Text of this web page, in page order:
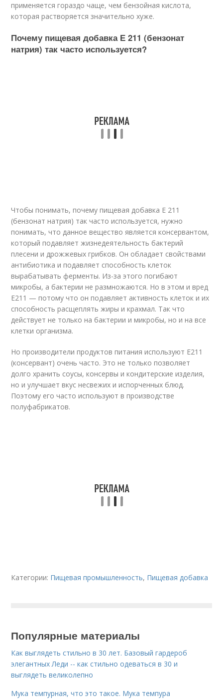
применяется гораздо чаще, чем бензойная кислота,
которая растворяется значительно хуже.
Почему пищевая добавка Е 211 (бензонат
натрия) так часто используется?
Чтобы понимать, почему пищевая добавка Е 211
(бензонат натрия) так часто используется, нужно
понимать, что данное вещество является консервантом,
который подавляет жизнедеятельность бактерий
плесени и дрожжевых грибков. Он обладает свойствами
антибиотика и подавляет способность клеток
вырабатывать ферменты. Из-за этого погибают
микробы, а бактерии не размножаются. Но в этом и вред
E211 — потому что он подавляет активность клеток и их
способность расщеплять жиры и крахмал. Так что
действует не только на бактерии и микробы, но и на все
клетки организма.
Но производители продуктов питания используют E211
(консервант) очень часто. Это не только позволяет
долго хранить соусы, консервы и кондитерские изделия,
но и улучшает вкус несвежих и испорченных блюд.
Поэтому его часто используют в производстве
полуфабрикатов.
Категории: Пищевая промышленность, Пищевая добавка
Популярные материалы
Как выглядеть стильно в 30 лет. Базовый гардероб
элегантных Леди -- как стильно одеваться в 30 и
выглядеть великолепно
Мука темпурная, что это такое. Мука темпура